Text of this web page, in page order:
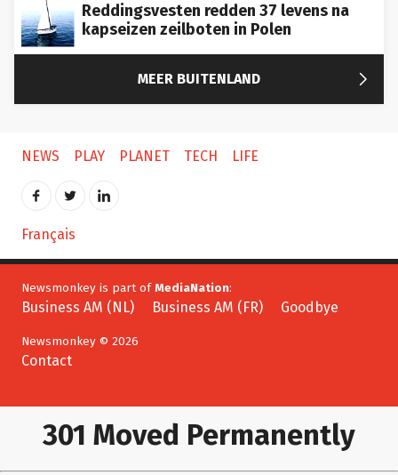
Reddingsvesten redden 37 levens na
kapseizen zeilboten in Polen
MEER BUITENLAND 
NEWS PLAY PLANET TECH LIFE
Français
Newsmonkey is part ofMediaNation:
Business AM (NL) Business AM (FR) Goodbye
Newsmonkey © 2026
Contact
301 Moved Permanently